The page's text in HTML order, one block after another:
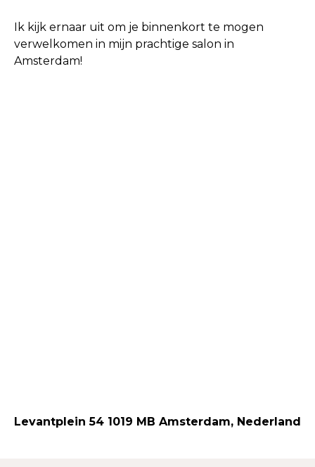
Ik kijk ernaar uit om je binnenkort te mogen
verwelkomen in mijn prachtige salon in
Amsterdam!
Levantplein 54 1019 MB Amsterdam, Nederland